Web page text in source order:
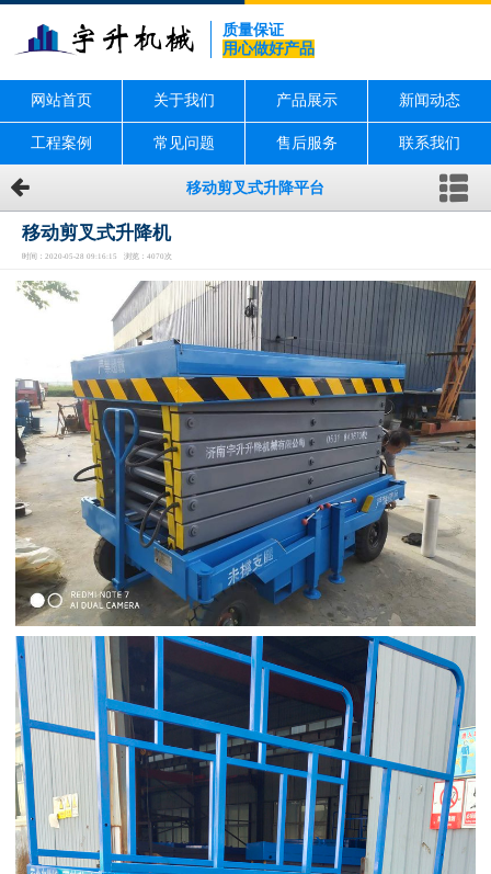
质量保证
用心做好产品
网站首页 关于我们 产品展示 新闻动态
工程案例 常见问题 售后服务 联系我们
移动剪叉式升降平台
移动剪叉式升降机
时间：2020-05-28 09:16:15 浏览：4070次